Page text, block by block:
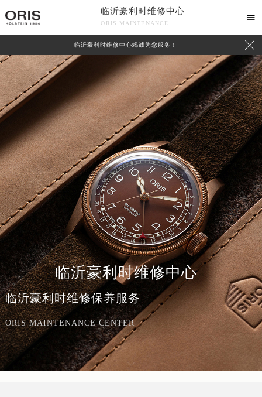
临沂豪利时维修中心
ORIS MAINTENANCE

临沂豪利时维修中心竭诚为您服务！ 
临沂豪利时维修中心
临沂豪利时维修保养服务
ORIS MAINTENANCE CENTER
心介绍 联系我们